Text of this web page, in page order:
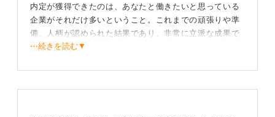
内定が獲得できたのは、あなたと働きたいと思っている
企業がそれだけ多いということ。これまでの頑張りや準
備、人柄が認められた結果であり、非常に立派な成果で
す。
⋯続きを読む▼